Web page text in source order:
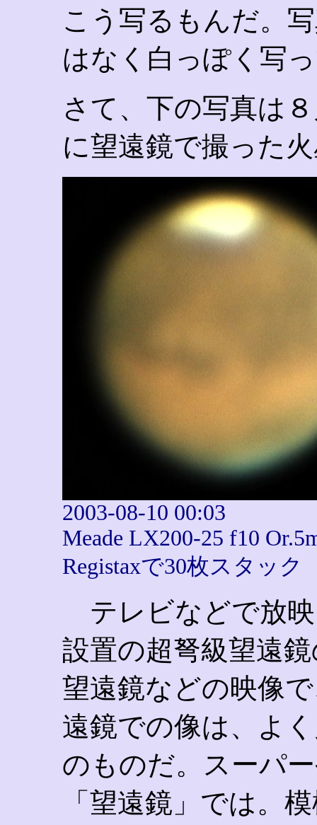
こう写るもんだ。
はなく白っぽく写
さて、下の写真は
に望遠鏡で撮った
2003-08-10 00:03
Meade LX200-25 f10
Registaxで30枚スタック
テレビなどで放
設置の超弩級望遠
望遠鏡などの映像
遠鏡での像は、よ
のものだ。スーパ
「望遠鏡」では。